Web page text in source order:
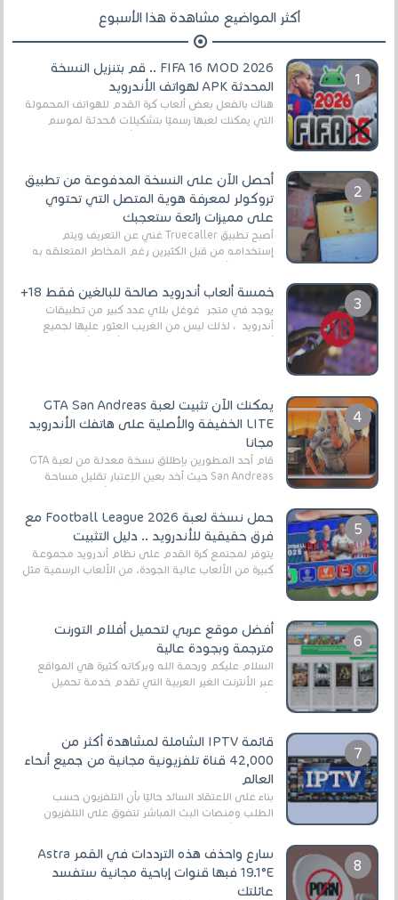
أكثر المواضيع مشاهدة هذا الأسبوع
FIFA 16 MOD 2026 .. قم بتنزيل النسخة
المحدثة APK لهواتف الأندرويد
هناك بالفعل بعض ألعاب كرة القدم للهواتف المحمولة
التي يمكنك لعبها رسميًا بتشكيلات مُحدثة لموسم
أحصل الآن على النسخة المدفوعة من تطبيق
تروكولر لمعرفة هوية المتصل التي تحتوي
على مميزات رائعة ستعجبك
أصبح تطبيق Truecaller غني عن التعريف ويتم
إستخدامه من قبل الكثيرين رغم المخاطر المتعلقه به
خمسة ألعاب أندرويد صالحة للبالغين فقط 18+
يوجد في متجر غوغل بلاي عدد كبير من تطبيقات
أندرويد ، لذلك ليس من الغريب العثور عليها لجميع
يمكنك الآن تثبيت لعبة GTA San Andreas
LITE الخفيفة والأصلية على هاتفك الأندرويد
مجانا
قام أحد المطورين بإطلاق نسخة معدلة من لعبة GTA
San Andreas حيث أخد بعين الإعتبار تقليل مساحة
حمل نسخة لعبة Football League 2026 مع
فرق حقيقية للأندرويد .. دليل التثبيت
يتوفر لمجتمع كرة القدم على نظام أندرويد مجموعة
كبيرة من الألعاب عالية الجودة. من الألعاب الرسمية مثل
أفضل موقع عربي لتحميل أفلام التورنت
مترجمة وبجودة عالية
السلام عليكم ورحمة الله وبركاته كثيرة هي المواقع
عبر الأنترنت الغير العربية التي تقدم خدمة تحميل
الأفلام على التورنت ، ومعظم هذه المواقع ل...
قائمة IPTV الشاملة لمشاهدة أكثر من
42,000 قناة تلفزيونية مجانية من جميع أنحاء
العالم
بناءً على الاعتقاد السائد حاليًا بأن التلفزيون حسب
الطلب ومنصات البث المباشر تتفوق على التلفزيون
الرقمي الأرضي التقليدي، يُعدّ IPTV-org خيار...
سارع واحذف هذه الترددات في القمر Astra
19.1°E فبها قنوات إباحية مجانية ستفسد
عائلتك